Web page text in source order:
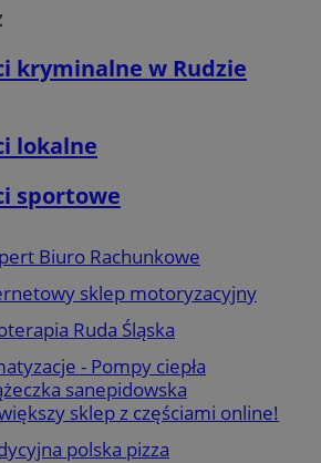
kryminalne w Rudzie
lokalne
sportowe
Biuro Rachunkowe
sklep motoryzacyjny
Ruda Śląska
- Pompy ciepła
sanepidowska
sklep z częściami online!
polska pizza